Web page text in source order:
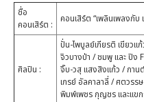
ชื่อ
คอนเสิร์ต :
คอนเสิร์ต “เพลินเพลงกับ
ศิลปิน :
ปั่น-ไพบูลย์เกียรติ เขียว
จิวบางป่า / ชมพู และ ปิง
จิ๊บ-วสุ แสงสิงแก้ว / กาน
เกรย์ อัลคาลาลี่ / ศตวรร
พิมพ์เพชร กุญชร และแข